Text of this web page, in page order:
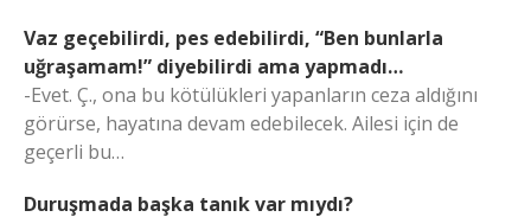
Vaz geçebilirdi, pes edebilirdi, “Ben bunlarla
uğraşamam!” diyebilirdi ama yapmadı…
-Evet. Ç., ona bu kötülükleri yapanların ceza aldığını
görürse, hayatına devam edebilecek. Ailesi için de
geçerli bu…
Duruşmada başka tanık var mıydı?